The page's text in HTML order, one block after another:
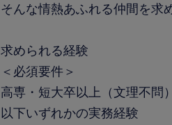
そんな情熱あふれる仲間を求
求められる経験
＜必須要件＞
高専・短大卒以上（文理不問）
以下いずれかの実務経験